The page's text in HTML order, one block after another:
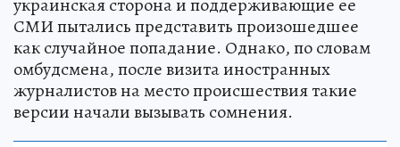
украинская сторона и поддерживающие ее
СМИ пытались представить произошедшее
как случайное попадание. Однако, по словам
омбудсмена, после визита иностранных
журналистов на место происшествия такие
версии начали вызывать сомнения.